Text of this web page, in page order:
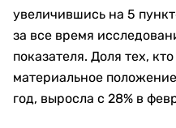
увеличившись на 5
за все время
показателя. Доля тех,
материальное
год, выросла с 28% в